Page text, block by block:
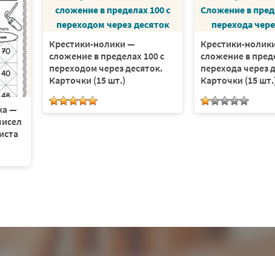
—
Крестики-нолики —
сложение в пределах 100 с
переходом через десяток.
Карточки (15 шт.)
Крестики-
сложение в
перехода через
Карточки (15